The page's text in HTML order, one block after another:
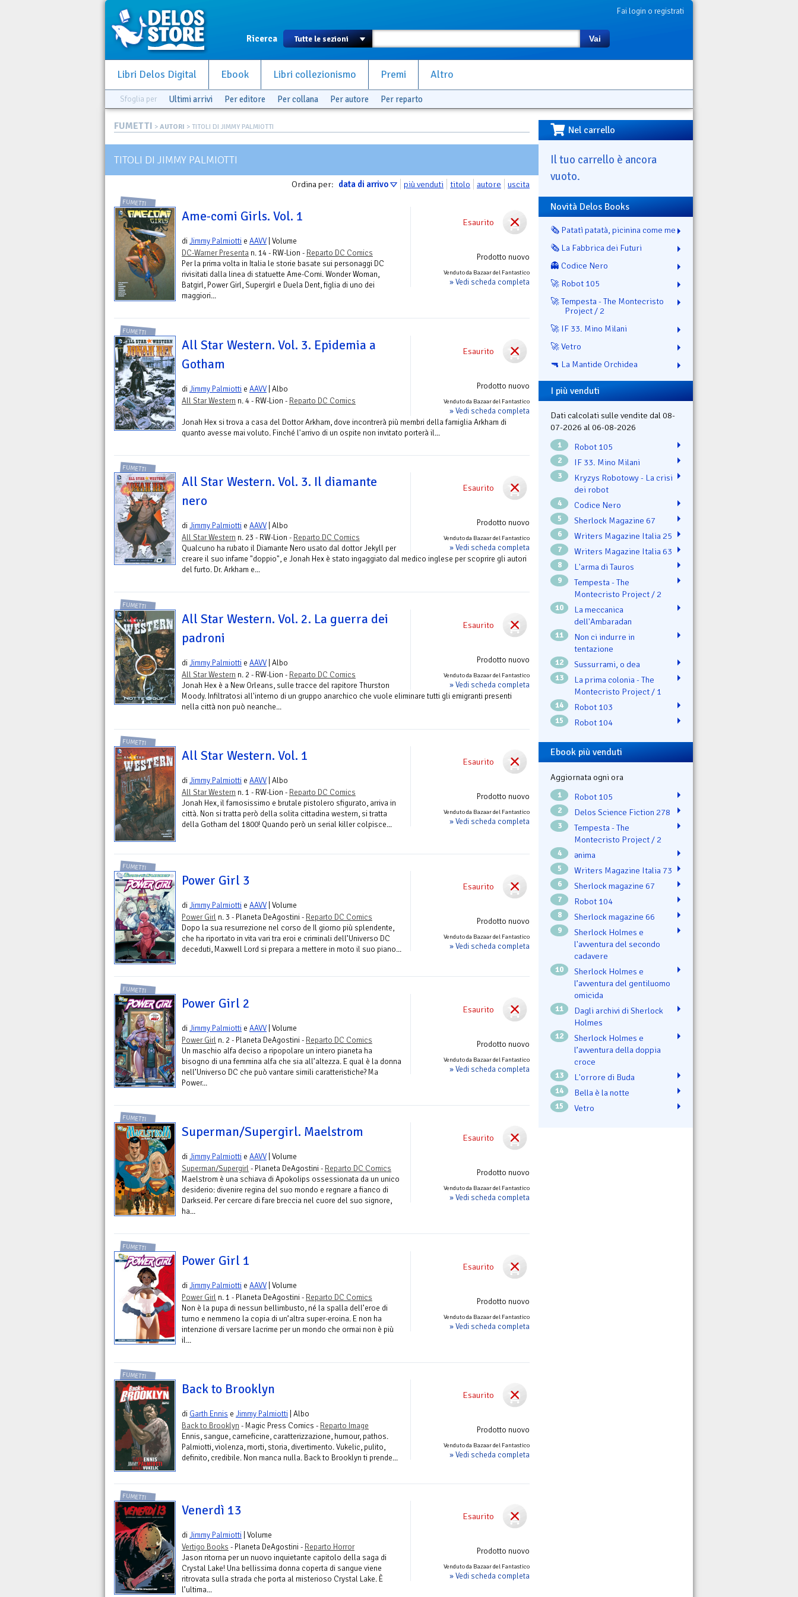
Fai login o registrati
Ricerca Vai
Libri Delos Digital Ebook Libri collezionismo Premi Altro
Sfoglia per Ultimi arrivi Per editore Per collana Per autore Per reparto
FUMETTI > AUTORI > TITOLI DI JIMMY PALMIOTTI
TITOLI DI JIMMY PALMIOTTI
Ordina per: data di arrivo più venduti titolo autore uscita
Esaurito
Prodotto nuovo
Venduto da Bazaar del Fantastico
» Vedi scheda completa
FUMETTI
Ame-comi Girls. Vol. 1
diJimmy Palmiotti e AAVV | Volume
DC-Warner Presenta n. 14 - RW-Lion - Reparto DC Comics
Per la prima volta in Italia le storie basate sui personaggi DC
rivisitati dalla linea di statuette Ame-Comi. Wonder Woman,
Batgirl, Power Girl, Supergirl e Duela Dent, figlia di uno dei
maggiori...
Esaurito
Prodotto nuovo
Venduto da Bazaar del Fantastico
» Vedi scheda completa
FUMETTI
All Star Western. Vol. 3. Epidemia a
Gotham
diJimmy Palmiotti e AAVV | Albo
All Star Western n. 4 - RW-Lion - Reparto DC Comics
Jonah Hex si trova a casa del Dottor Arkham, dove incontrerà più membri della famiglia Arkham di
quanto avesse mai voluto. Finché l'arrivo di un ospite non invitato porterà il...
Esaurito
Prodotto nuovo
Venduto da Bazaar del Fantastico
» Vedi scheda completa
FUMETTI
All Star Western. Vol. 3. Il diamante
nero
diJimmy Palmiotti e AAVV | Albo
All Star Western n. 23 - RW-Lion - Reparto DC Comics
Qualcuno ha rubato il Diamante Nero usato dal dottor Jekyll per
creare il suo infame "doppio", e Jonah Hex è stato ingaggiato dal medico inglese per scoprire gli autori
del furto. Dr. Arkham e...
Esaurito
Prodotto nuovo
Venduto da Bazaar del Fantastico
» Vedi scheda completa
FUMETTI
All Star Western. Vol. 2. La guerra dei
padroni
diJimmy Palmiotti e AAVV | Albo
All Star Western n. 2 - RW-Lion - Reparto DC Comics
Jonah Hex è a New Orleans, sulle tracce del rapitore Thurston
Moody. Infiltratosi all'interno di un gruppo anarchico che vuole eliminare tutti gli emigranti presenti
nella città non può neanche...
Esaurito
Prodotto nuovo
Venduto da Bazaar del Fantastico
» Vedi scheda completa
FUMETTI
All Star Western. Vol. 1
diJimmy Palmiotti e AAVV | Albo
All Star Western n. 1 - RW-Lion - Reparto DC Comics
Jonah Hex, il famosissimo e brutale pistolero sfigurato, arriva in
città. Non si tratta però della solita cittadina western, si tratta
della Gotham del 1800! Quando però un serial killer colpisce...
Esaurito
Prodotto nuovo
Venduto da Bazaar del Fantastico
» Vedi scheda completa
FUMETTI
Power Girl 3
diJimmy Palmiotti e AAVV | Volume
Power Girl n. 3 - Planeta DeAgostini - Reparto DC Comics
Dopo la sua resurrezione nel corso de Il giorno più splendente,
che ha riportato in vita vari tra eroi e criminali dell’Universo DC
deceduti, Maxwell Lord si prepara a mettere in moto il suo piano...
Esaurito
Prodotto nuovo
Venduto da Bazaar del Fantastico
» Vedi scheda completa
FUMETTI
Power Girl 2
diJimmy Palmiotti e AAVV | Volume
Power Girl n. 2 - Planeta DeAgostini - Reparto DC Comics
Un maschio alfa deciso a ripopolare un intero pianeta ha
bisogno di una femmina alfa che sia all’altezza. E qual è la donna
nell’Universo DC che può vantare simili caratteristiche? Ma
Power...
Esaurito
Prodotto nuovo
Venduto da Bazaar del Fantastico
» Vedi scheda completa
FUMETTI
Superman/Supergirl. Maelstrom
diJimmy Palmiotti e AAVV | Volume
Superman/Supergirl - Planeta DeAgostini - Reparto DC Comics
Maelstrom è una schiava di Apokolips ossessionata da un unico
desiderio: divenire regina del suo mondo e regnare a fianco di
Darkseid. Per cercare di fare breccia nel cuore del suo signore,
ha...
Esaurito
Prodotto nuovo
Venduto da Bazaar del Fantastico
» Vedi scheda completa
FUMETTI
Power Girl 1
diJimmy Palmiotti e AAVV | Volume
Power Girl n. 1 - Planeta DeAgostini - Reparto DC Comics
Non è la pupa di nessun bellimbusto, né la spalla dell’eroe di
turno e nemmeno la copia di un’altra super-eroina. E non ha
intenzione di versare lacrime per un mondo che ormai non è più
il...
Esaurito
Prodotto nuovo
Venduto da Bazaar del Fantastico
» Vedi scheda completa
FUMETTI
Back to Brooklyn
di Garth Ennis e Jimmy Palmiotti | Albo
Back to Brooklyn - Magic Press Comics - Reparto Image
Ennis, sangue, carneficine, caratterizzazione, humour, pathos.
Palmiotti, violenza, morti, storia, divertimento. Vukelic, pulito,
definito, credibile. Non manca nulla. Back to Brooklyn ti prende...
Esaurito
Prodotto nuovo
Venduto da Bazaar del Fantastico
» Vedi scheda completa
FUMETTI
Venerdì 13
diJimmy Palmiotti | Volume
Vertigo Books - Planeta DeAgostini - Reparto Horror
Jason ritorna per un nuovo inquietante capitolo della saga di
Crystal Lake! Una bellissima donna coperta di sangue viene
ritrovata sulla strada che porta al misterioso Crystal Lake. È
l’ultima...
Nel carrello
Il tuo carrello è ancora
vuoto.
Novità Delos Books
🗞️ Patatì patatà, picinina come me
🗞️ La Fabbrica dei Futuri
👻 Codice Nero
🚀 Robot 105
🚀 Tempesta - The Montecristo
Project / 2
🚀 IF 33. Mino Milani
🚀 Vetro
🔫 La Mantide Orchidea
I più venduti
Dati calcolati sulle vendite dal 08-
07-2026 al 06-08-2026
1 Robot 105
2 IF 33. Mino Milani
3
Kryzys Robotowy - La crisi
dei robot
4 Codice Nero
5 Sherlock Magazine 67
6 Writers Magazine Italia 25
7 Writers Magazine Italia 63
8 L'arma di Tauros
9
Tempesta - The
Montecristo Project / 2
10
La meccanica
dell'Ambaradan
11
Non ci indurre in
tentazione
12 Sussurrami, o dea
13
La prima colonia - The
Montecristo Project / 1
14 Robot 103
15 Robot 104
Ebook più venduti
Aggiornata ogni ora
1 Robot 105
2 Delos Science Fiction 278
3
Tempesta - The
Montecristo Project / 2
4 ənima
5 Writers Magazine Italia 73
6 Sherlock magazine 67
7 Robot 104
8 Sherlock magazine 66
9
Sherlock Holmes e
l'avventura del secondo
cadavere
10
Sherlock Holmes e
l’avventura del gentiluomo
omicida
11
Dagli archivi di Sherlock
Holmes
12
Sherlock Holmes e
l’avventura della doppia
croce
13 L'orrore di Buda
14 Bella è la notte
15 Vetro